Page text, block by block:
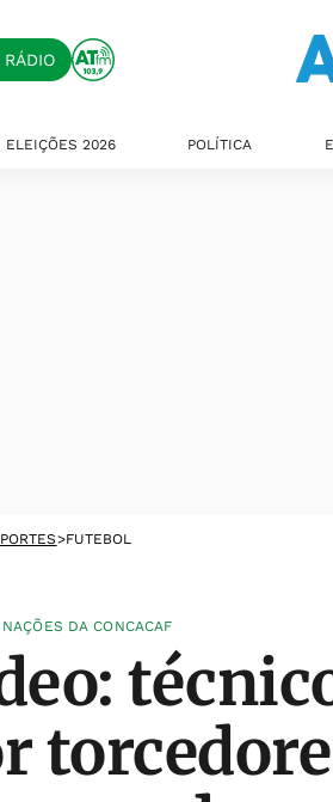
RÁDIO
ELEIÇÕES 2026 POLÍTICA
>FUTEBOL
DA CONCACAF